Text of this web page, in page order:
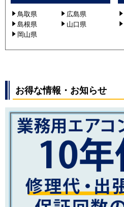
鳥取県
広島県
島根県
山口県
岡山県
お得な情報・お知らせ